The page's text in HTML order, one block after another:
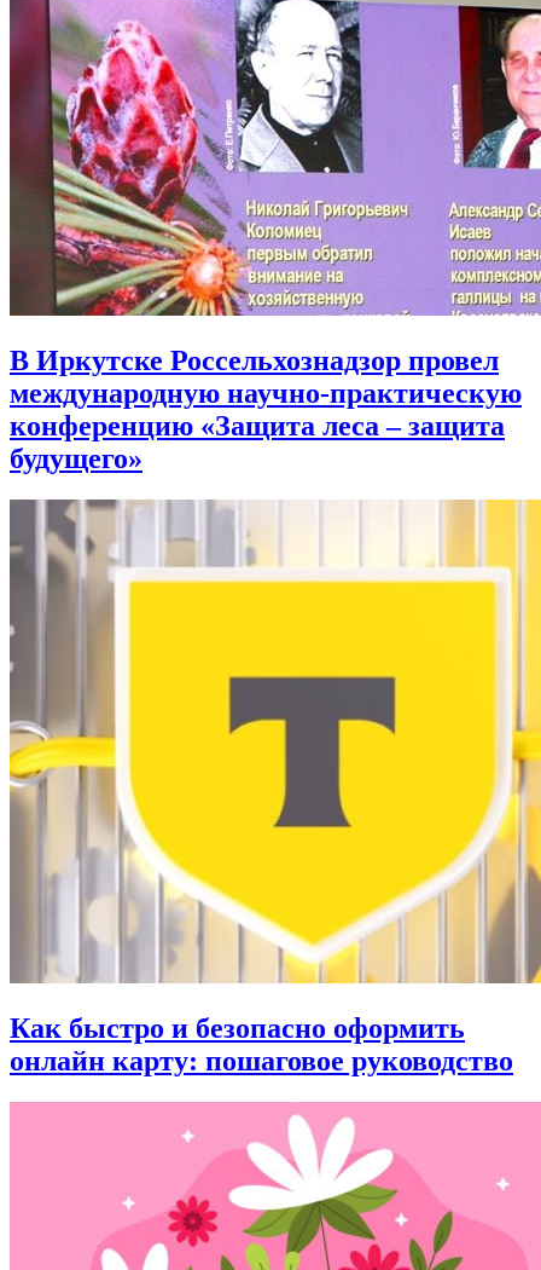
В Иркутске Россельхознадзор провел
международную научно-практическую
конференцию «Защита леса – защита
будущего»
Как быстро и безопасно оформить
онлайн карту: пошаговое руководство